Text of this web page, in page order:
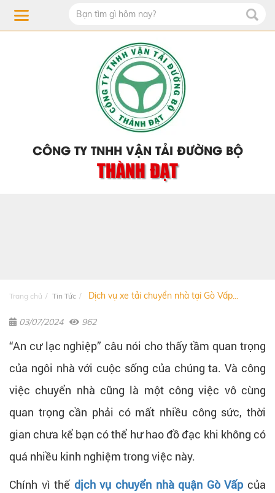
CÔNG TY TNHH VẬN TẢI ĐƯỜNG BỘ
THÀNH ĐẠT
Trang chủ Tin Tức Dịch vụ xe tải chuyển nhà tại Gò Vấp...
03/07/2024 962
“An cư lạc nghiệp” câu nói cho thấy tầm quan trọng
của ngôi nhà với cuộc sống của chúng ta. Và công
việc chuyển nhà cũng là một công việc vô cùng
quan trọng cần phải có mất nhiều công sức, thời
gian chưa kể bạn có thể hư hao đồ đạc khi không có
quá nhiều kinh nghiệm trong việc này.
Chính vì thế dịch vụ chuyển nhà quận Gò Vấp của